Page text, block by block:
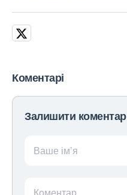
Коментарі
Залишити коментар
Ваше ім’я